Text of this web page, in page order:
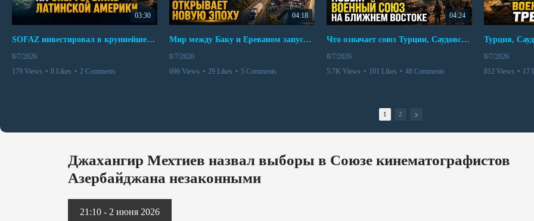
03:30
SOFAZ инвестировал в крупнейшего независимого производителя электроэнергии Перу
8/7/2026
179 Views • 8 Likes • 2 Comments
04:18
Мир между Баку и Ереваном запускает крупные логистические проекты
8/7/2026
696 Views • 29 Likes • 5 Comments
04:24
Что означает союз Турции, Саудовской Аравии и Пакистана?
8/7/2026
5.7K Views • 101 Likes • 48 Comments
8/7/2026
812 Views • 17
1 2
Джахангир Мехтиев назвал выборы в Союзе кинематографистов
Азербайджана незаконными
21:10 - 2 июня 2026